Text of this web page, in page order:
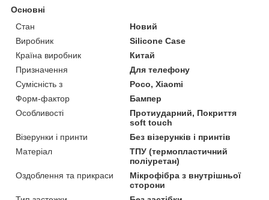
Основні
Стан
Новий
Виробник
Silicone Case
Країна виробник
Китай
Призначення
Для телефону
Сумісність з
Poco, Xiaomi
Форм-фактор
Бампер
Особливості
Протиударний, Покриття
soft touch
Візерунки і принти
Без візерунків і принтів
Матеріал
ТПУ (термопластичний
поліуретан)
Оздоблення та прикраси
Мікрофібра з внутрішньої
сторони